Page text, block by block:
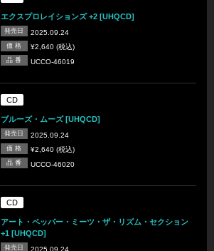
エクスプロレイションズ +2 [UHQCD]
発売日 2025.09.24
価 格 ¥2,640 (税込)
品 番 UCCO-46019
CD
ブルーズ・ムーズ [UHQCD]
発売日 2025.09.24
価 格 ¥2,640 (税込)
品 番 UCCO-46020
CD
アート・ペッパー・ミーツ・ザ・リズム・セクション
+1 [UHQCD]
発売日 2025.09.24